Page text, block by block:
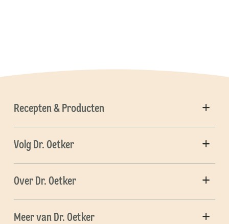
Recepten & Producten
Volg Dr. Oetker
Over Dr. Oetker
Meer van Dr. Oetker